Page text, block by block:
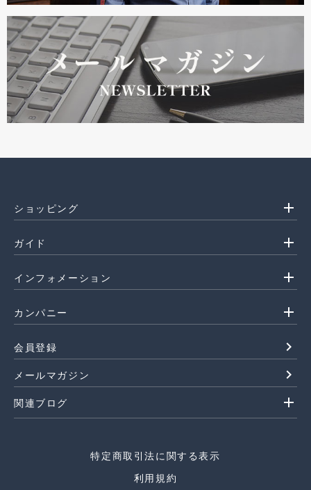
ショッピング add
ガイド add
インフォメーション add
カンパニー add
会員登録 navigate_next
メールマガジン navigate_next
関連ブログ add
特定商取引法に関する表示
利用規約